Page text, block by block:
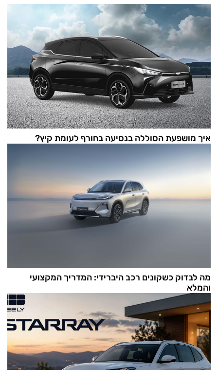
איך מושפעת הסוללה בנסיעה בחורף לעומת קיץ?
מה לבדוק כשקונים רכב היברידי: המדריך המקצועי
והמלא